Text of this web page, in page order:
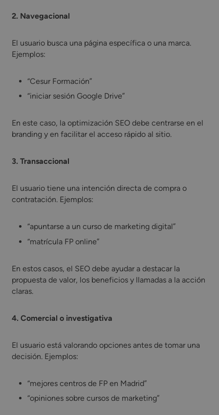
2. Navegacional
El usuario busca una página específica o una marca.
Ejemplos:
“Cesur Formación”
“iniciar sesión Google Drive”
En este caso, la optimización SEO debe centrarse en el
branding y en facilitar el acceso rápido al sitio.
3. Transaccional
El usuario tiene una intención directa de compra o
contratación. Ejemplos:
“apuntarse a un curso de marketing digital”
“matrícula FP online”
En estos casos, el SEO debe ayudar a destacar la
propuesta de valor, los beneficios y llamadas a la acción
claras.
4. Comercial o investigativa
El usuario está valorando opciones antes de tomar una
decisión. Ejemplos:
“mejores centros de FP en Madrid”
“opiniones sobre cursos de marketing”